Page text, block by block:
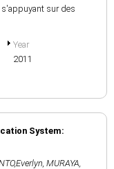
s'appuyant sur des
Year
2011
System:
, MURAYA,